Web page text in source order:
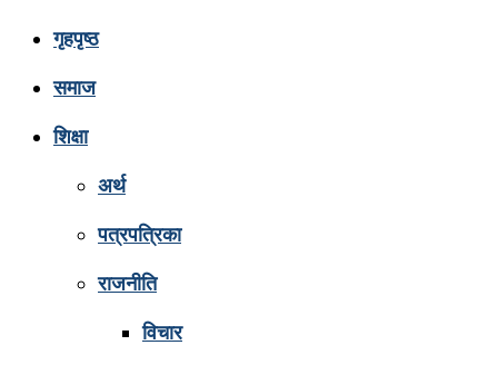
गृहपृष्ठ
समाज
शिक्षा
अर्थ
पत्रपत्रिका
राजनीति
विचार